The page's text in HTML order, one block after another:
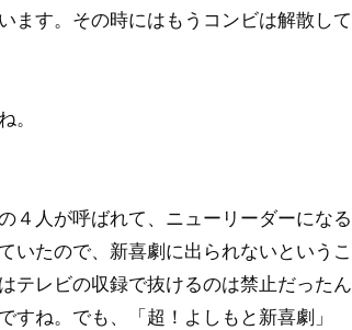
ます。その時にはもうコンビは解散して
４人が呼ばれて、ニューリーダーになる
いたので、新喜劇に出られないというこ
テレビの収録で抜けるのは禁止だったん
ね。でも、「超！よしもと新喜劇」